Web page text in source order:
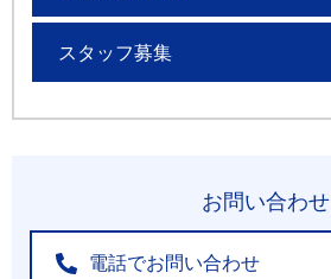
スタッフ募集
お問い合わせ
電話でお問い合わせ